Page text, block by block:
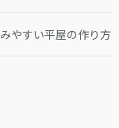
やすい平屋の作り方